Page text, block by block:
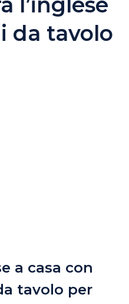
da tavolo
a casa con
tavolo per